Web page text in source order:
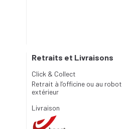
Retraits et Livraisons
Click & Collect
Retrait à l’officine ou au robot
extérieur
Livraison